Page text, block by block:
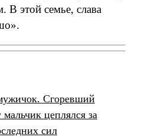
В этой семье, слава
Сгоревший
цеплялся за
сил